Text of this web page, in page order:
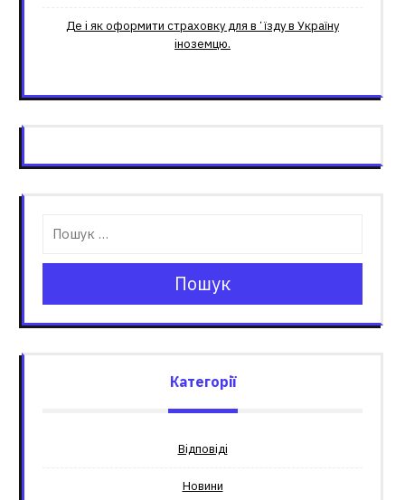
Де і як оформити страховку для вʼїзду в Україну
іноземцю.
Пошук
Категорії
Відповіді
Новини